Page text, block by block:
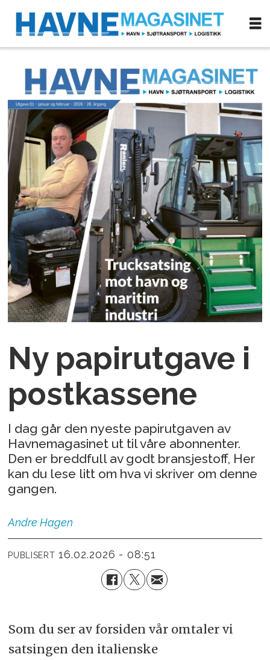
Ny papirutgave i
postkassene
I dag går den nyeste papirutgaven av
Havnemagasinet ut til våre abonnenter.
Den er breddfull av godt bransjestoff, Her
kan du lese litt om hva vi skriver om denne
gangen.
Andre Hagen
PUBLISERT 16.02.2026 - 08:51
Som du ser av forsiden vår omtaler vi
satsingen den italienske